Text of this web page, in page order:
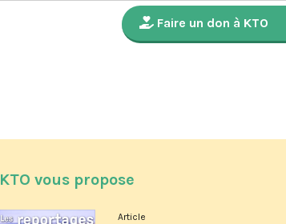
Faire un don à KTO
KTO vous propose
Article